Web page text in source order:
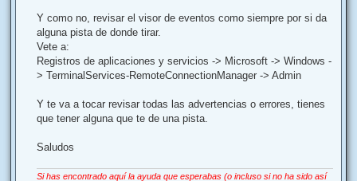
Y como no, revisar el visor de eventos como siempre por si da
alguna pista de donde tirar.
Vete a:
Registros de aplicaciones y servicios -> Microsoft -> Windows -
> TerminalServices-RemoteConnectionManager -> Admin
Y te va a tocar revisar todas las advertencias o errores, tienes
que tener alguna que te de una pista.
Saludos
Si has encontrado aquí la ayuda que esperabas (o incluso si no ha sido así